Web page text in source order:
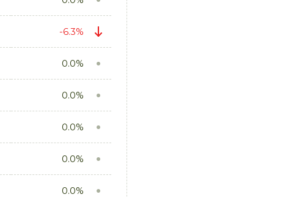
-6.3%
0.0%
0.0%
0.0%
0.0%
0.0%